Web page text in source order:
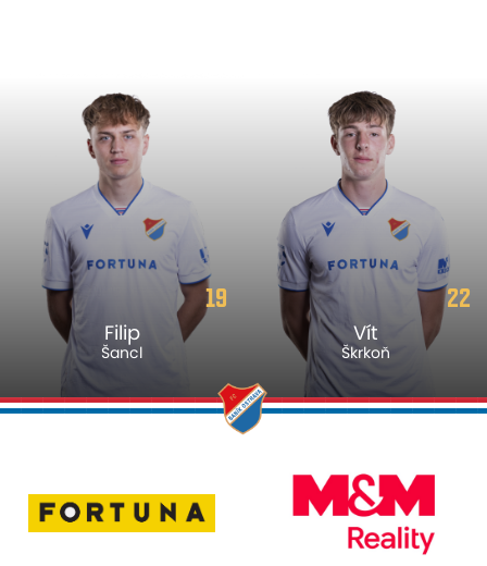
19
Filip
Šancl
22
Vít
Škrkoň